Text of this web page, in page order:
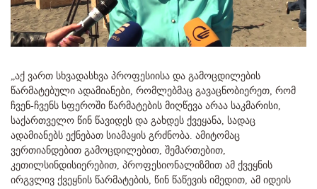
Video
„აქ ვართ სხვადასხვა პროფესიისა და გამოცდილების
წარმატებული ადამიანები, რომლებმაც გავაცნობიერეთ, რომ
ჩვენ-ჩვენს სფეროში წარმატების მიღწევა არაა საკმარისი,
საქართველო წინ წავიდეს და გახდეს ქვეყანა, სადაც
ადამიანებს ექნებათ სიამაყის გრძნობა. ამიტომაც
ვერთიანდებით გამოცდილებით, შემართებით,
კეთილსინდისიერებით, პროფესიონალიზმით ამ ქვეყნის
ირგვლივ ქვეყნის წარმატების, წინ წაწევის იმედით, ამ იდეის